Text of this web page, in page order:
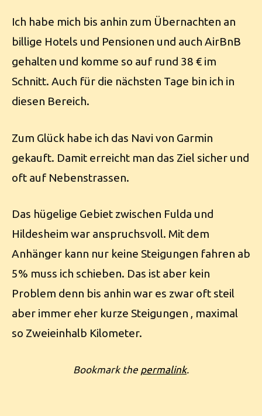
Ich habe mich bis anhin zum Übernachten an
billige Hotels und Pensionen und auch AirBnB
gehalten und komme so auf rund 38 € im
Schnitt. Auch für die nächsten Tage bin ich in
diesen Bereich.
Zum Glück habe ich das Navi von Garmin
gekauft. Damit erreicht man das Ziel sicher und
oft auf Nebenstrassen.
Das hügelige Gebiet zwischen Fulda und
Hildesheim war anspruchsvoll. Mit dem
Anhänger kann nur keine Steigungen fahren ab
5% muss ich schieben. Das ist aber kein
Problem denn bis anhin war es zwar oft steil
aber immer eher kurze Steigungen , maximal
so Zweieinhalb Kilometer.
Bookmark the permalink.